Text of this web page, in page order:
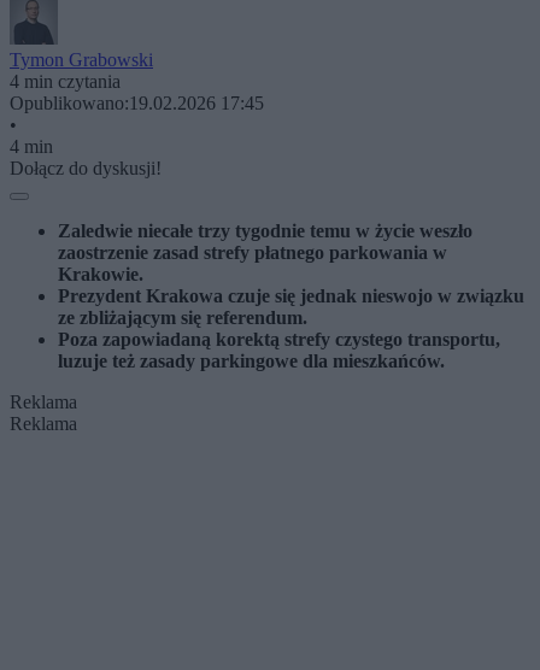
Tymon Grabowski
4 min czytania
Opublikowano:19.02.2026 17:45
•
4 min
Dołącz do dyskusji!
Zaledwie niecałe trzy tygodnie temu w życie weszło
zaostrzenie zasad strefy płatnego parkowania w
Krakowie.
Prezydent Krakowa czuje się jednak nieswojo w związku
ze zbliżającym się referendum.
Poza zapowiadaną korektą strefy czystego transportu,
luzuje też zasady parkingowe dla mieszkańców.
Reklama
Reklama